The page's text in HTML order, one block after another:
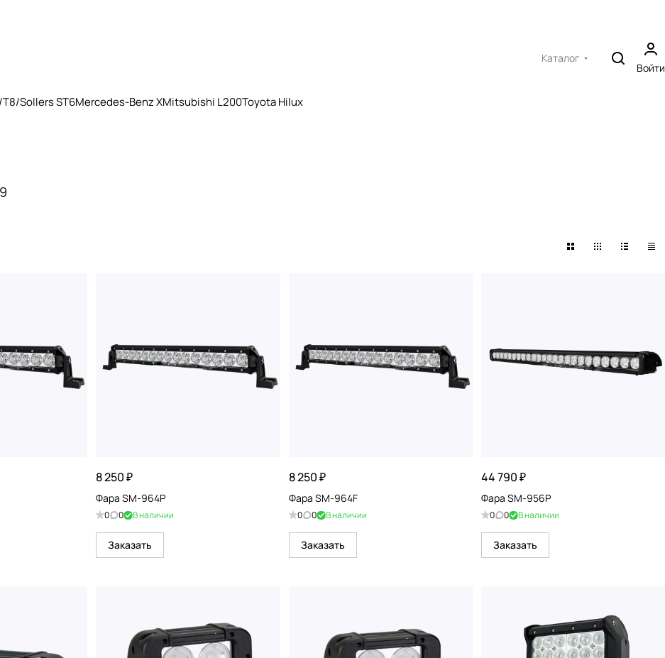
Каталог
Войти
Sollers ST6Mercedes-Benz XMitsubishi L200Toyota Hilux
8 250 ₽
Фара SM-964P
0 0 В наличии
Заказать
8 250 ₽
Фара SM-964F
0 0 В наличии
Заказать
44 790 ₽
Фара SM-956P
0 0 В наличии
Заказать